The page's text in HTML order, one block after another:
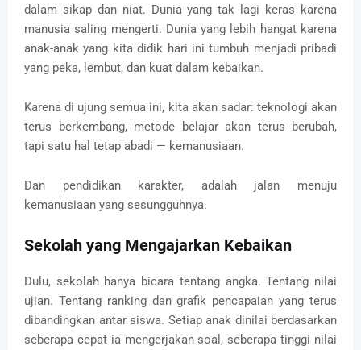
dalam sikap dan niat. Dunia yang tak lagi keras karena
manusia saling mengerti. Dunia yang lebih hangat karena
anak-anak yang kita didik hari ini tumbuh menjadi pribadi
yang peka, lembut, dan kuat dalam kebaikan.
Karena di ujung semua ini, kita akan sadar: teknologi akan
terus berkembang, metode belajar akan terus berubah,
tapi satu hal tetap abadi — kemanusiaan.
Dan pendidikan karakter, adalah jalan menuju
kemanusiaan yang sesungguhnya.
Sekolah yang Mengajarkan Kebaikan
Dulu, sekolah hanya bicara tentang angka. Tentang nilai
ujian. Tentang ranking dan grafik pencapaian yang terus
dibandingkan antar siswa. Setiap anak dinilai berdasarkan
seberapa cepat ia mengerjakan soal, seberapa tinggi nilai